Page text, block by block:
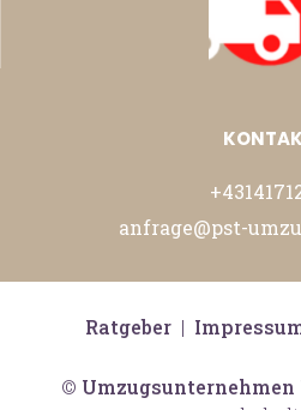
anfrage@pst-
© Umzugsunternehmen
Ratgeber|